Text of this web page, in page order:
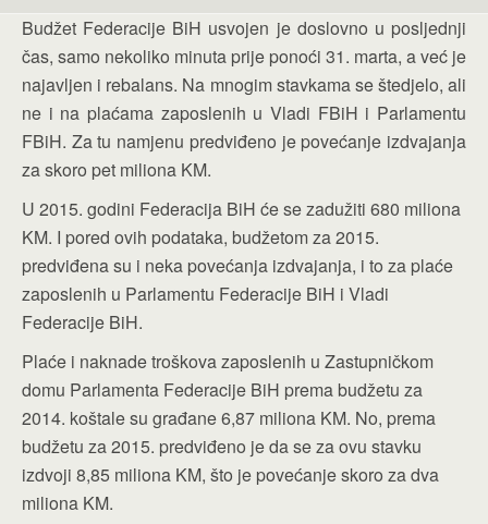
Budžet Federacije BiH usvojen je doslovno u posljednji
čas, samo nekoliko minuta prije ponoći 31. marta, a već je
najavljen i rebalans. Na mnogim stavkama se štedjelo, ali
ne i na plaćama zaposlenih u Vladi FBiH i Parlamentu
FBiH. Za tu namjenu predviđeno je povećanje izdvajanja
za skoro pet miliona KM.
U 2015. godini Federacija BiH će se zadužiti 680 miliona
KM. I pored ovih podataka, budžetom za 2015.
predviđena su i neka povećanja izdvajanja, i to za plaće
zaposlenih u Parlamentu Federacije BiH i Vladi
Federacije BiH.
Plaće i naknade troškova zaposlenih u Zastupničkom
domu Parlamenta Federacije BiH prema budžetu za
2014. koštale su građane 6,87 miliona KM. No, prema
budžetu za 2015. predviđeno je da se za ovu stavku
izdvoji 8,85 miliona KM, što je povećanje skoro za dva
miliona KM.